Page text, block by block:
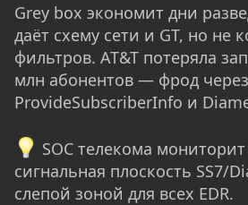
Grey box экономит дни
даёт схему сети и GT, но не
фильтров. AT&T потеряла
млн абонентов — фрод
ProvideSubscriberInfo и
SOC телекома
сигнальная плоскость SS7/
слепой зоной для всех EDR.